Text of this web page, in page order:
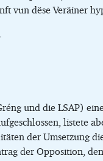
vun dëse Veräiner
und die LSAP)
listete
der Umsetzung
der Opposition,